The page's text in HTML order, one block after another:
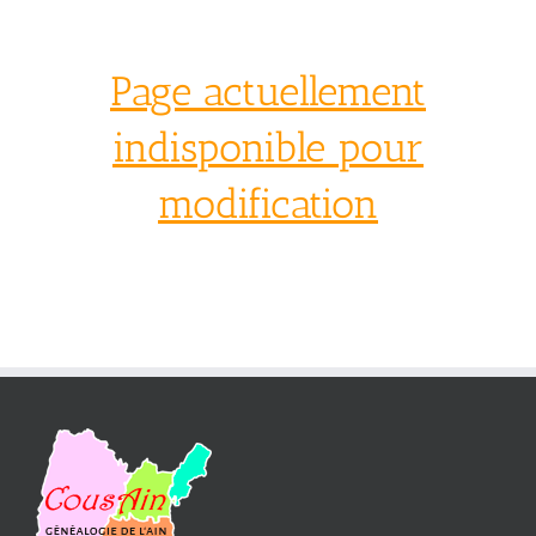
Page actuellement
indisponible pour
modification